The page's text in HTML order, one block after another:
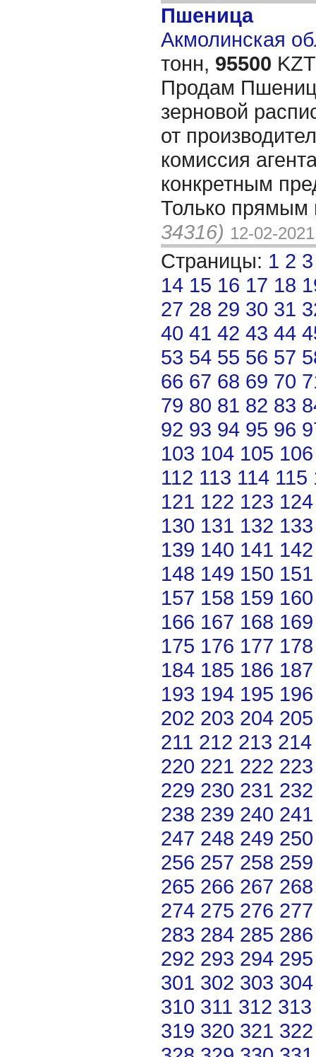
Пшеница
Акмолинская
тонн, 95500
Продам
зерновой
от
комиссия
конкретным
Только прямым
34316) 12-02-2021
Страницы: 1 2 3
14 15 16 17 18
27 28 29 30 31
40 41 42 43 44
53 54 55 56 57
66 67 68 69 70
79 80 81 82 83
92 93 94 95 96
103 104 105 106
112 113 114 115
121 122 123 124
130 131 132 133
139 140 141 142
148 149 150 151
157 158 159 160
166 167 168 169
175 176 177 178
184 185 186 187
193 194 195 196
202 203 204 205
211 212 213 214
220 221 222 223
229 230 231 232
238 239 240 241
247 248 249 250
256 257 258 259
265 266 267 268
274 275 276 277
283 284 285 286
292 293 294 295
301 302 303 304
310 311 312 313
319 320 321 322